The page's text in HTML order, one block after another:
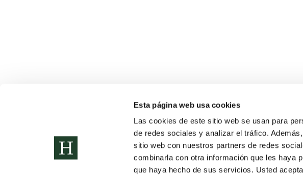
Esta página web usa cookies
Las cookies de este sitio web se usan para
de redes sociales y analizar el tráfico.
sitio web con nuestros partners de redes
combinarla con otra información que les haya
que haya hecho de sus servicios. Usted
El debate sobre el uso de tablets en menores de 16 años gira hoy en
consensos del Comité de Expertos del Gobierno de España y la
Política de Cookies
Sitemap
Proceso de Admisión 2026-2027